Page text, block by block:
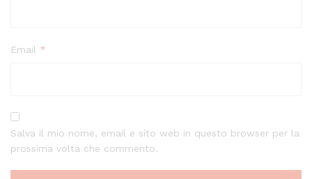
Email *
Salva il mio nome, email e sito web in questo browser per la
prossima volta che commento.